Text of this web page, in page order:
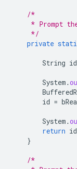
/*
* Prompt
     */
private
String id
System .
id =
System .
return id
}
/*